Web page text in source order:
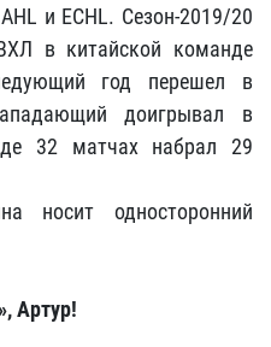
и ECHL. Сезон-2019/20
в китайской команде
год перешел в
доигрывал в
32 матчах набрал 29
носит односторонний
Артур!